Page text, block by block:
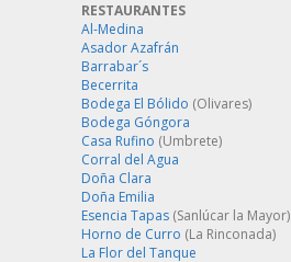
RESTAURANTES
Al-Medina
Asador Azafrán
Barrabar´s
Becerrita
Bodega El Bólido (Olivares)
Bodega Góngora
Casa Rufino (Umbrete)
Corral del Agua
Doña Clara
Doña Emilia
Esencia Tapas (Sanlúcar la Mayor)
Horno de Curro (La Rinconada)
La Flor del Tanque